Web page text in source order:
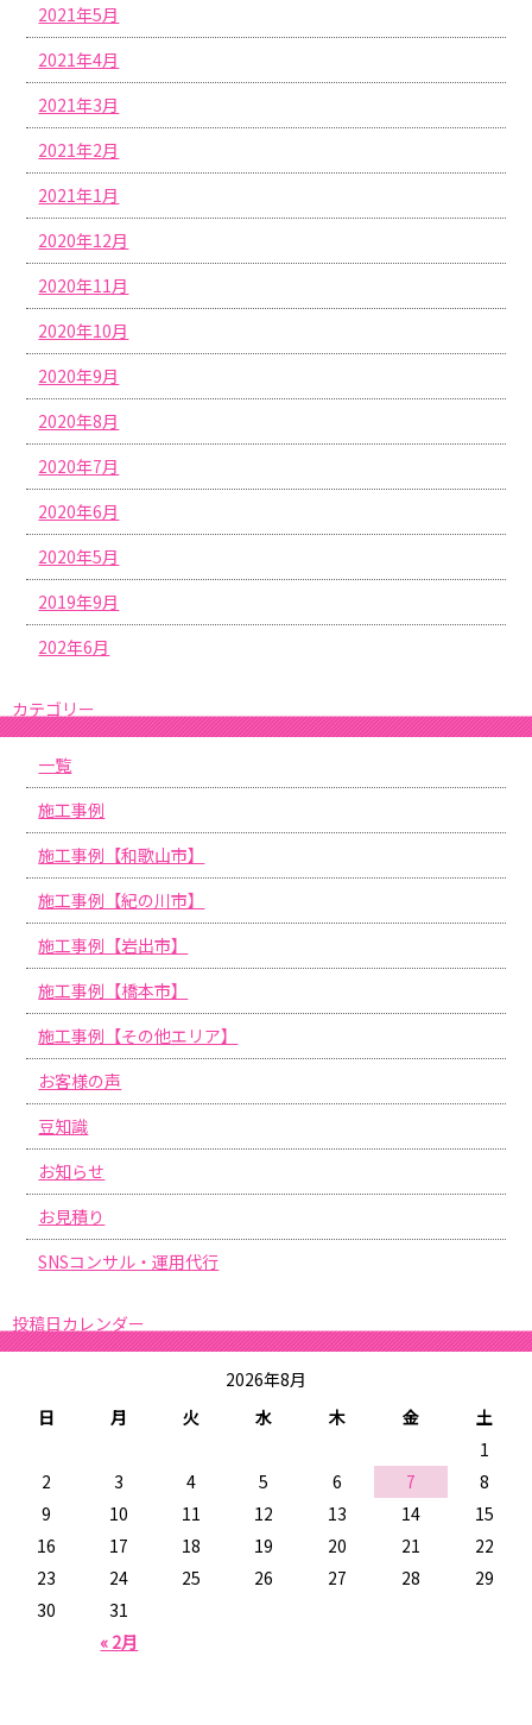
2021年5月
2021年4月
2021年3月
2021年2月
2021年1月
2020年12月
2020年11月
2020年10月
2020年9月
2020年8月
2020年7月
2020年6月
2020年5月
2019年9月
202年6月
カテゴリー
一覧
施工事例
施工事例【和歌山市】
施工事例【紀の川市】
施工事例【岩出市】
施工事例【橋本市】
施工事例【その他エリア】
お客様の声
豆知識
お知らせ
お見積り
SNSコンサル・運用代行
投稿日カレンダー
2026年8月
日
月 火 水 木 金 土
« 2月
1
2
3 4 5 6 7
8
9
10 11 12 13 14
15
16
17 18 19 20 21
22
23
24 25 26 27 28
29
30
31